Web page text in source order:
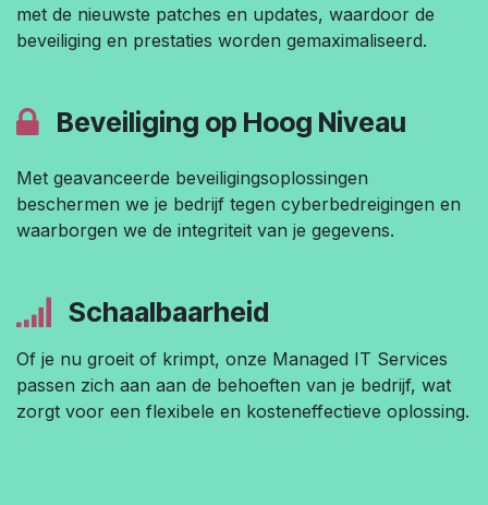
met de nieuwste patches en updates, waardoor de
beveiliging en prestaties worden gemaximaliseerd.
Beveiliging op Hoog Niveau
Met geavanceerde beveiligingsoplossingen
beschermen we je bedrijf tegen cyberbedreigingen en
waarborgen we de integriteit van je gegevens.
Schaalbaarheid
Of je nu groeit of krimpt, onze Managed IT Services
passen zich aan aan de behoeften van je bedrijf, wat
zorgt voor een flexibele en kosteneffectieve oplossing.